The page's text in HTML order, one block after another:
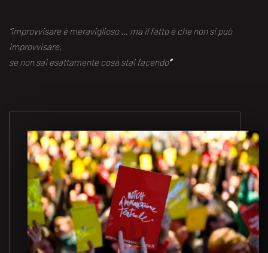
“improvvisare è meraviglioso … ma il fatto è che non si può
improvvisare,
se non sai esattamente cosa stai facendo“